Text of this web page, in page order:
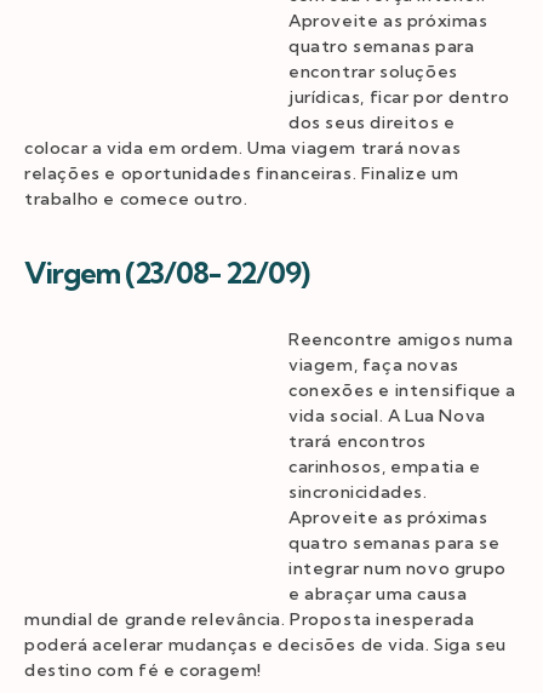
Aproveite as próximas
quatro semanas para
encontrar soluções
jurídicas, ficar por dentro
dos seus direitos e
colocar a vida em ordem. Uma viagem trará novas
relações e oportunidades financeiras. Finalize um
trabalho e comece outro.
Virgem (23/08- 22/09)
Reencontre amigos numa
viagem, faça novas
conexões e intensifique a
vida social. A Lua Nova
trará encontros
carinhosos, empatia e
sincronicidades.
Aproveite as próximas
quatro semanas para se
integrar num novo grupo
e abraçar uma causa
mundial de grande relevância. Proposta inesperada
poderá acelerar mudanças e decisões de vida. Siga seu
destino com fé e coragem!